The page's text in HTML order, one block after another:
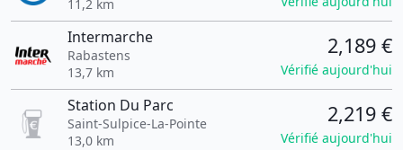
11,2 km
Intermarche
Rabastens
13,7 km
2,189 €
Vérifié aujourd'hui
Station Du Parc
Saint-Sulpice-La-Pointe
13,0 km
2,219 €
Vérifié aujourd'hui